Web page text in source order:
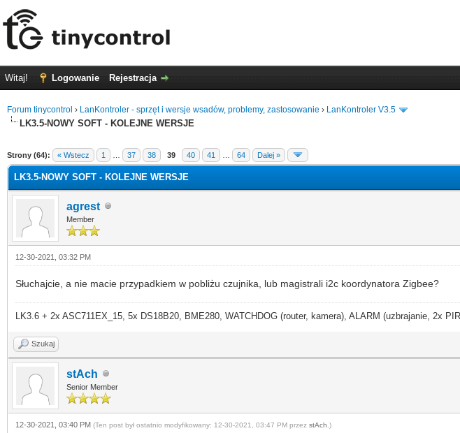
Witaj! Logowanie Rejestracja
Forum tinycontrol › LanKontroler - sprzęt i wersje wsadów, problemy, zastosowanie › LanKontroler V3.5
LK3.5-NOWY SOFT - KOLEJNE WERSJE
Strony (64): « Wstecz 1 37 38 39 40 41 64 Dalej »
0 głosów - średnia: 0
1
2
3
4
5
LK3.5-NOWY SOFT - KOLEJNE WERSJE
agrest
Member
12-30-2021, 03:32 PM
Słuchajcie, a nie macie przypadkiem w pobliżu czujnika, lub magistrali i2c koordynatora Zigbee?
LK3.6 + 2x ASC711EX_15, 5x DS18B20, BME280, WATCHDOG (router, kamera), ALARM (uzbrajanie, 2x
Szukaj
stAch
Senior Member
12-30-2021, 03:40 PM (Ten post był ostatnio modyfikowany: 12-30-2021, 03:47 PM przez stAch .)